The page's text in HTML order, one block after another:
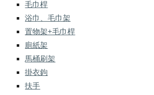
毛巾桿
浴巾、毛巾架
置物架+毛巾桿
廁紙架
馬桶刷架
掛衣鉤
扶手